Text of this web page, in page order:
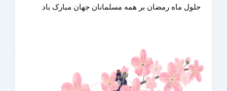
حلول ماه رمضان بر همه مسلمانان جهان مبارک باد